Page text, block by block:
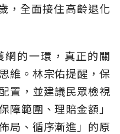
，全面接住高齡退化
的一環，真正的關
維。 林宗佑提醒，保
置，並建議民眾檢視
障範圍、理賠金額」
局、循序漸進」的原